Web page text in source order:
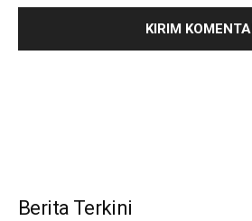
Berita Terkini